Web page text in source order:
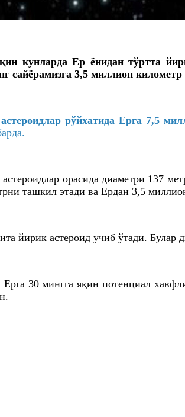
кунларда Ер ёнидан тўртта
сайёрамизга 3,5 миллион
рўйхатида Ерга 7,5
орасида диаметри 137
ташкил этади ва Ердан 3,5
йирик астероид учиб ўтади. Булар
30 мингга яқин потенциал